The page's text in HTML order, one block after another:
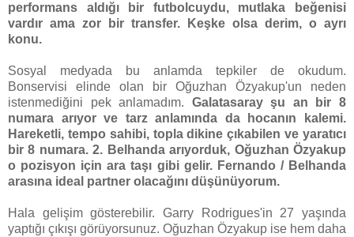
performans aldığı bir futbolcuydu, mutlaka beğenisi
vardır ama zor bir transfer. Keşke olsa derim, o ayrı
konu.
Sosyal medyada bu anlamda tepkiler de okudum.
Bonservisi elinde olan bir Oğuzhan Özyakup'un neden
istenmediğini pek anlamadım. Galatasaray şu an bir 8
numara arıyor ve tarz anlamında da hocanın kalemi.
Hareketli, tempo sahibi, topla dikine çıkabilen ve yaratıcı
bir 8 numara. 2. Belhanda arıyorduk, Oğuzhan Özyakup
o pozisyon için ara taşı gibi gelir. Fernando / Belhanda
arasına ideal partner olacağını düşünüyorum.
Hala gelişim gösterebilir. Garry Rodrigues'in 27 yaşında
yaptığı çıkışı görüyorsunuz. Oğuzhan Özyakup ise hem daha